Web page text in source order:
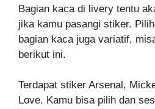
Bagian kaca di livery tentu
jika kamu pasangi stiker.
bagian kaca juga variatif,
berikut ini.
Terdapat stiker Arsenal,
Love. Kamu bisa pilih dan